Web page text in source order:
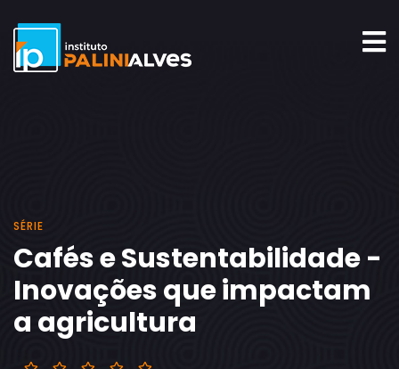
SÉRIE
Cafés e Sustentabilidade -
Inovações que impactam
a agricultura